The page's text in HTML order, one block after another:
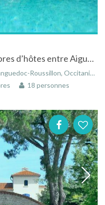
Le Mas de la Montille Chambres d’hôtes entre Aigues-Mortes et les Saintes-Maries
Roussillon, Occitanie, France
18 personnes